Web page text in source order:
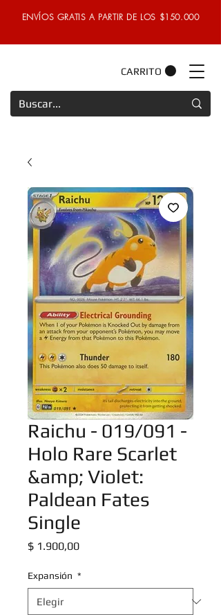
ENVÍOS GRATIS A PARTIR DE LOS $150.000
CARRITO
Raichu - 019/091 -
Holo Rare Scarlet
&amp; Violet:
Paldean Fates
Single
$ 1.900,00Precio
Expansión *